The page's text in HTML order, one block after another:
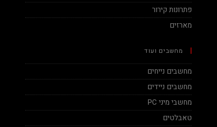
פתרונות קירור
מארזים
מחשבים ועוד
מחשבים נייחים
מחשבים ניידים
מחשבי מיני PC
טאבלטים